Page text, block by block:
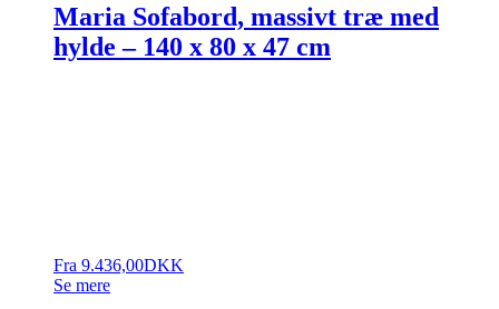
Maria Sofabord, massivt træ med
hylde – 140 x 80 x 47 cm
Fra 9.436,00DKK
Se mere